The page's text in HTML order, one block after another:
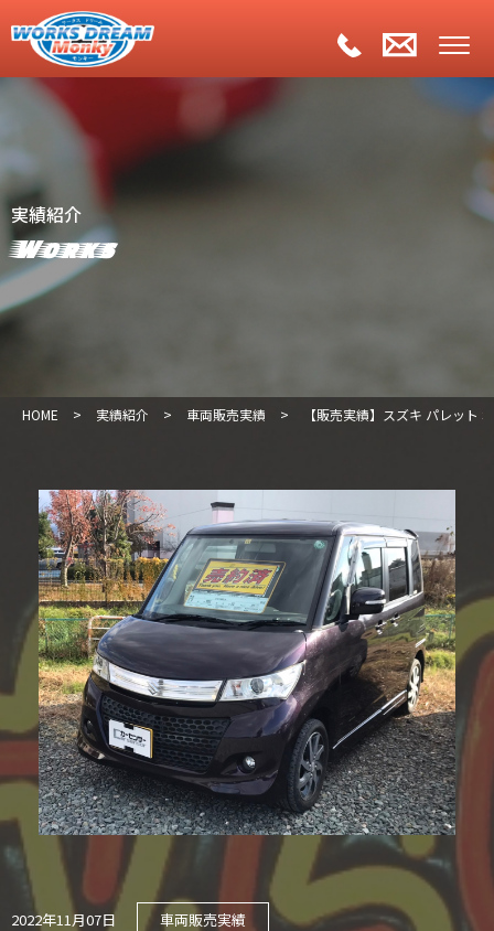
実績紹介
Works
HOME > 実績紹介 > 車両販売実績 > 【販売実績】スズキ パレット
2022年11月07日 車両販売実績